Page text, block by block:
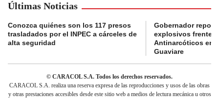
Últimas Noticias
Conozca quiénes son los 117 presos
trasladados por el INPEC a cárceles de
alta seguridad
Gobernador
explosivos frente a
Antinarcóticos en
Guaviare
© CARACOL S.A. Todos los derechos reservados.
CARACOL S.A. realiza una reserva expresa de las reproducciones y usos de las obras
y otras prestaciones accesibles desde este sitio web a medios de lectura mecánica u otros